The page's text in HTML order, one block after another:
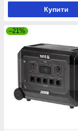
Купити
–21%